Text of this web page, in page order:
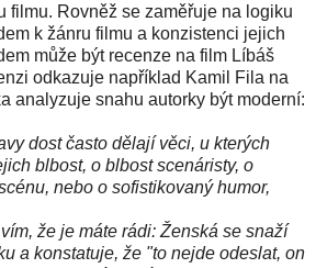
filmu. Rovněž se zaměřuje na logiku
k žánru filmu a konzistenci jejich
může být recenze na film Líbáš
odkazuje například Kamil Fila na
analyzuje snahu autorky být moderní:
dost často dělají věci, u kterých
blbost, o blbost scenáristy, o
nebo o sofistikovaný humor,
že je máte rádi: Ženská se snaží
a konstatuje, že "to nejde odeslat, on